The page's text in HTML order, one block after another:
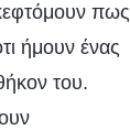
πως
ήμουν ένας
του.